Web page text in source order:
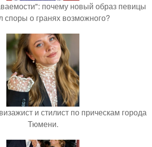
почему новый образ певицы
споры о гранях возможного?
и стилист по прическам города
Тюмени.